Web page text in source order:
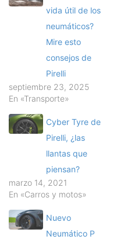
vida útil de los
neumáticos?
Mire esto
consejos de
Pirelli
septiembre 23, 2025
En «Transporte»
Cyber Tyre de
Pirelli, ¿las
llantas que
piensan?
marzo 14, 2021
En «Carros y motos»
Nuevo
Neumático P